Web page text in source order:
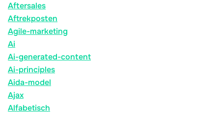
Aftersales
Aftrekposten
Agile-marketing
Ai
Ai-generated-content
Ai-principles
Aida-model
Ajax
Alfabetisch